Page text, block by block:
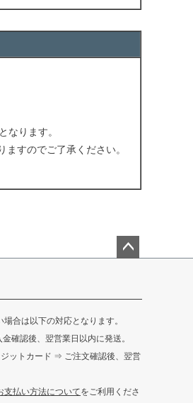
なります。
すのでご了承ください。
合は以下の対応となります。
確認後、翌営業日以内に発送。
ットカード ⇒ ご注文確認後、翌営
支払い方法についてをご利用くださ
ップ